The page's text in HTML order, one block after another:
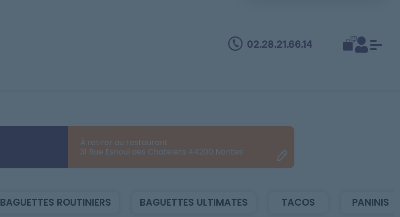
02.28.21.66.14
0
À retirer au restaurant
31 Rue Esnoul des Chatelets 44200 Nantes
BAGUETTES ROUTINIERS BAGUETTES ULTIMATES TACOS PANINIS